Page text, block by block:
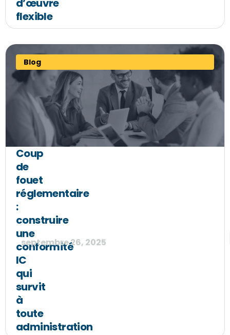
d’œuvre
flexible
Blog
Coup
de
fouet
réglementaire
:
construire
une
conformité
IC
qui
survit
à
toute
administration
septembre 26, 2025